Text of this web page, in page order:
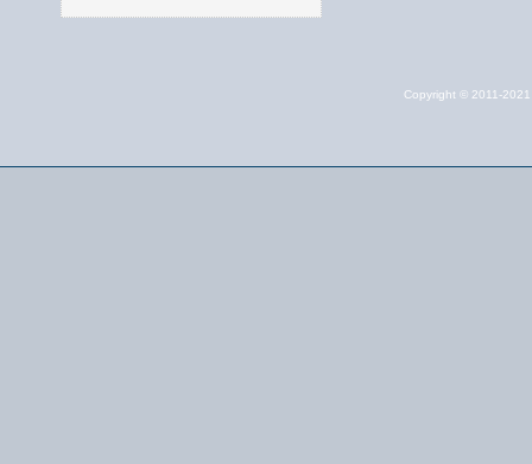
Copyright © 2011-